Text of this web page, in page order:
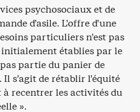
psychosociaux et de
d’asile. L’offre d’une
particuliers n’est pas
établies par le
partie du panier de
s’agit de rétablir l’équité
à recentrer les activités du
».